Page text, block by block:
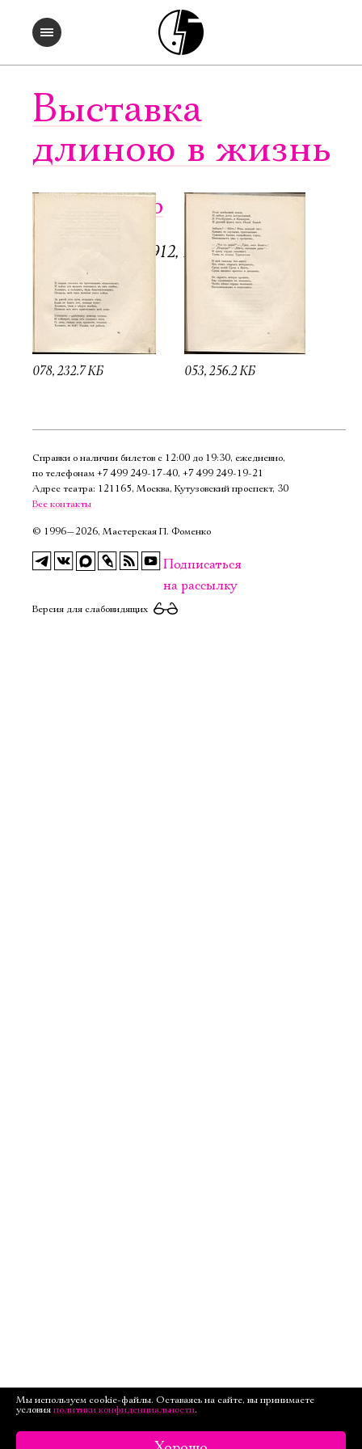
Выставка
длиною в жизнь
Чужое небо
СПб.: Аполлон, 1912, 128 с.
078, 232.7 КБ 053, 256.2 КБ
Справки о наличии билетов с 12:00 до 19:30, ежедневно,
по телефонам +7 499 249‑17‑40, +7 499 249‑19‑21
Адрес театра: 121165, Москва, Кутузовский проспект, 30
Все контакты
© 1996—2026, Мастерская П. Фоменко
Подписаться
на рассылку
Версия для слабовидящих
Мы используем cookie-файлы. Оставаясь на сайте, вы принимаете
условия политики конфиденциальности.